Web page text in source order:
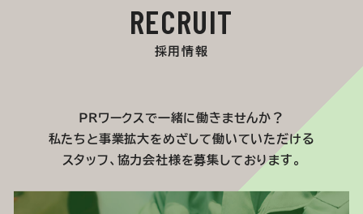
RECRUIT
採用情報
ＰＲワークスで一緒に働きませんか？
私たちと事業拡大をめざして働いていただける
スタッフ、協力会社様を募集しております。